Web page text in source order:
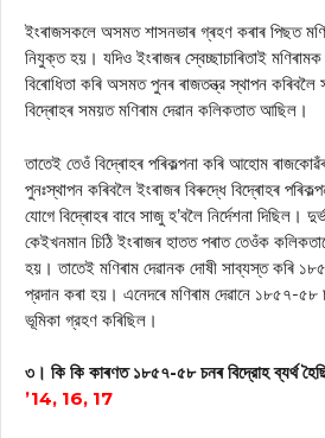
ইংৰাজসকলে অসমত শাসনভাৰ গ্ৰহণ কৰাৰ পিছত
নিযুক্ত হয়। যদিও ইংৰাজৰ স্বেচ্ছাচাৰিতাই
বিৰোধিতা কৰি অসমত পুনৰ ৰাজতন্ত্র স্থাপন
বিদ্ৰোহৰ সময়ত মণিৰাম দেৱান কলিকতাত আছিল।
তাতেই তেওঁ বিদ্ৰোহৰ পৰিকল্পনা কৰি আহোম
পুনঃস্থাপন কৰিবলৈ ইংৰাজৰ বিৰুদ্ধে বিদ্ৰোহৰ
যোগে বিদ্ৰোহৰ বাবে সাজু হ’বলৈ নিৰ্দেশনা দিছিল।
কেইখনমান চিঠি ইংৰাজৰ হাতত পৰাত তেওঁক
হয়। তাতেই মণিৰাম দেৱানক দোষী সাব্যস্ত কৰি
প্রদান কৰা হয়। এনেদৰে মণিৰাম দেৱানে ১৮৫৭-
ভূমিকা গ্রহণ কৰিছিল।
৩। কি কি কাৰণত ১৮৫৭-৫৮ চনৰ বিদ্রোহ ব্যর্থ
’14, 16, 17